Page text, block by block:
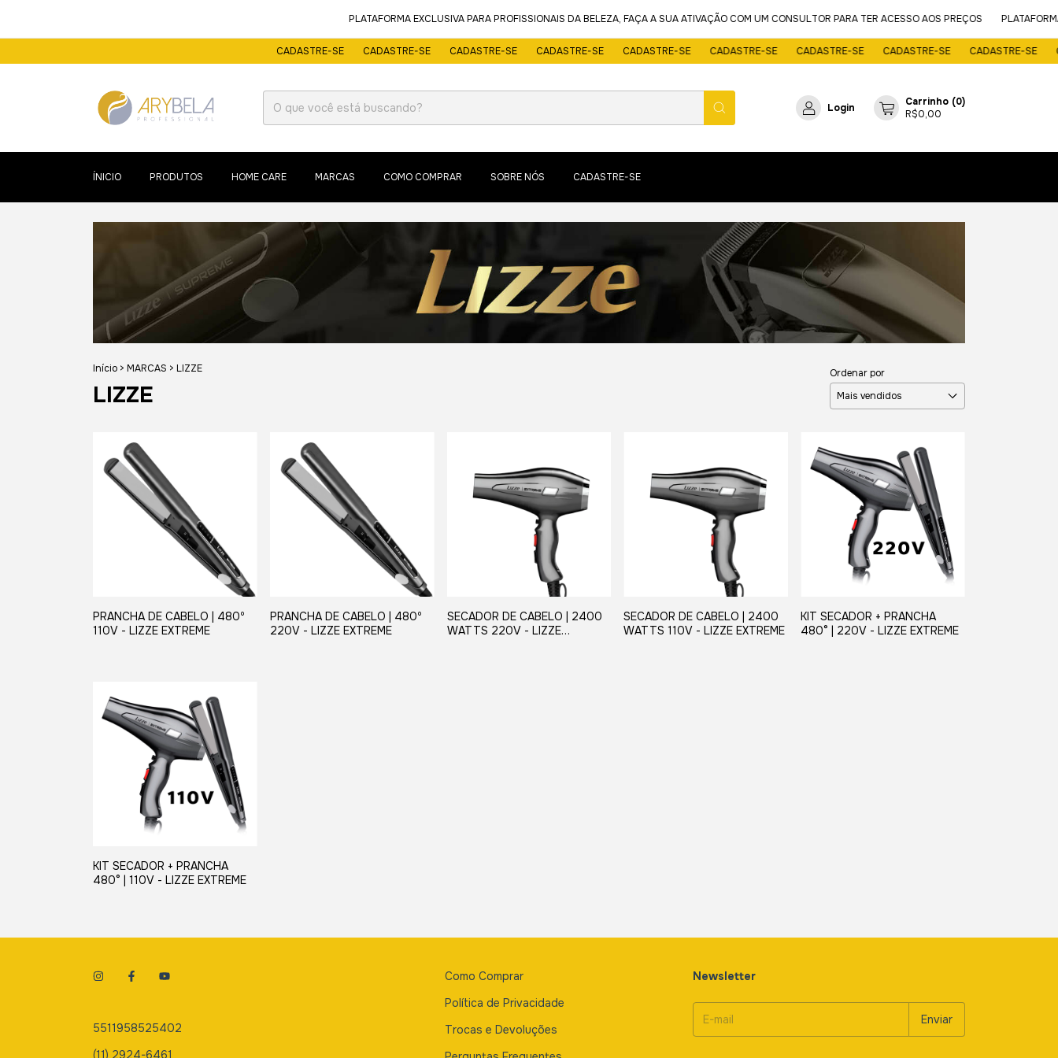
PLATAFORMA EXCLUSIVA PARA PROFISSIONAIS DA BELEZA, FAÇA A SUA ATIVAÇÃO COM UM CONSULTOR PARA TER ACESSO AOS PREÇOS
CADASTRE-SE CADASTRE-SE CADASTRE-SE CADASTRE-SE CADASTRE-SE CADASTRE-SE CADASTRE-SE CADASTRE-SE CADASTRE-SE
Login Carrinho (0)
R$0,00
ÍNICIO PRODUTOS HOME CARE MARCAS COMO COMPRAR SOBRE NÓS CADASTRE-SE
Início > MARCAS > LIZZE
LIZZE
Ordenar por
PRANCHA DE CABELO | 480º
110V - LIZZE EXTREME
PRANCHA DE CABELO | 480º
220V - LIZZE EXTREME
SECADOR DE CABELO | 2400
WATTS 220V - LIZZE
SECADOR DE CABELO | 2400
WATTS 110V - LIZZE EXTREME
KIT SECADOR + PRANCHA
480° | 220V - LIZZE EXTREME
KIT SECADOR + PRANCHA
480° | 110V - LIZZE EXTREME
5511958525402
(11) 2924-6461
Como Comprar
Política de Privacidade
Trocas e Devoluções
Newsletter